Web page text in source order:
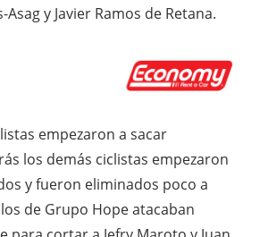
y Javier Ramos de Retana.
empezaron a sacar
los demás ciclistas empezaron
y fueron eliminados poco a
de Grupo Hope atacaban